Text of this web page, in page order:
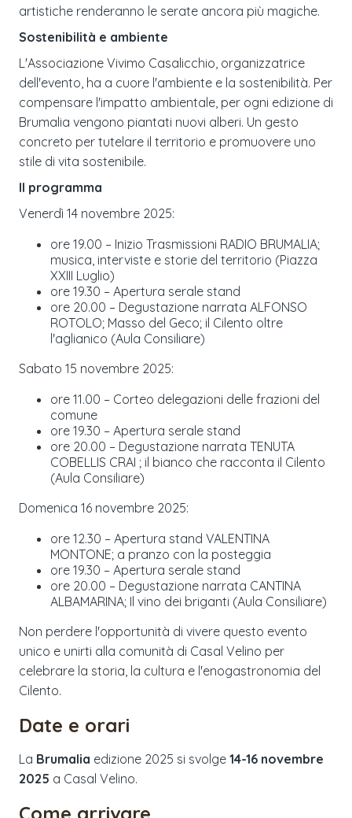
artistiche renderanno le serate ancora più magiche.
Sostenibilità e ambiente
L'Associazione Vivimo Casalicchio, organizzatrice
dell'evento, ha a cuore l'ambiente e la sostenibilità. Per
compensare l'impatto ambientale, per ogni edizione di
Brumalia vengono piantati nuovi alberi. Un gesto
concreto per tutelare il territorio e promuovere uno
stile di vita sostenibile.
Il programma
Venerdì 14 novembre 2025:
ore 19.00 – Inizio Trasmissioni RADIO BRUMALIA;
musica, interviste e storie del territorio (Piazza
XXIII Luglio)
ore 19.30 – Apertura serale stand
ore 20.00 – Degustazione narrata ALFONSO
ROTOLO; Masso del Geco; il Cilento oltre
l'aglianico (Aula Consiliare)
Sabato 15 novembre 2025:
ore 11.00 – Corteo delegazioni delle frazioni del
comune
ore 19.30 – Apertura serale stand
ore 20.00 – Degustazione narrata TENUTA
COBELLIS CRAI ; il bianco che racconta il Cilento
(Aula Consiliare)
Domenica 16 novembre 2025:
ore 12.30 – Apertura stand VALENTINA
MONTONE; a pranzo con la posteggia
ore 19.30 – Apertura serale stand
ore 20.00 – Degustazione narrata CANTINA
ALBAMARINA; Il vino dei briganti (Aula Consiliare)
Non perdere l'opportunità di vivere questo evento
unico e unirti alla comunità di Casal Velino per
celebrare la storia, la cultura e l'enogastronomia del
Cilento.
Date e orari
La Brumalia edizione 2025 si svolge 14-16 novembre
2025 a Casal Velino.
Come arrivare